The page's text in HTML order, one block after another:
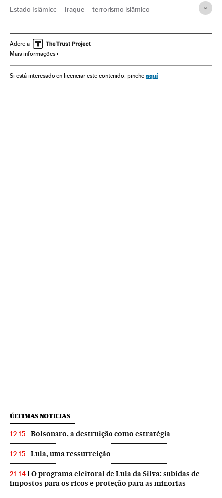
Estado Islâmico Iraque terrorismo islâmico
Terrorismo Sociedade
Adere a
Mais informações
Si está interesado en licenciar este contenido, pinche aquí
ÚLTIMAS NOTICIAS
12:15 Bolsonaro, a destruição como estratégia
12:15 Lula, uma ressurreição
21:14
O programa eleitoral de Lula da Silva: subidas de
impostos para os ricos e proteção para as minorias